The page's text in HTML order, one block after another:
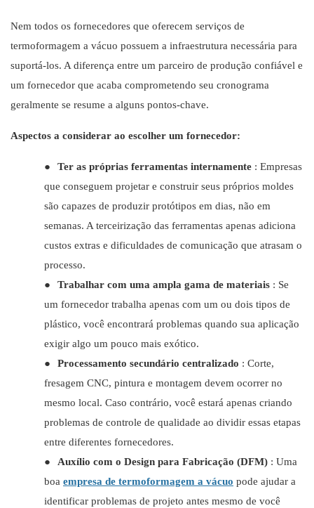
Nem todos os fornecedores que oferecem serviços de
termoformagem a vácuo possuem a infraestrutura necessária para
suportá-los. A diferença entre um parceiro de produção confiável e
um fornecedor que acaba comprometendo seu cronograma
geralmente se resume a alguns pontos-chave.
Aspectos a considerar ao escolher um fornecedor:
● Ter as próprias ferramentas internamente : Empresas
que conseguem projetar e construir seus próprios moldes
são capazes de produzir protótipos em dias, não em
semanas. A terceirização das ferramentas apenas adiciona
custos extras e dificuldades de comunicação que atrasam o
processo.
●
Trabalhar com uma ampla gama de materiais : Se
um fornecedor trabalha apenas com um ou dois tipos de
plástico, você encontrará problemas quando sua aplicação
exigir algo um pouco mais exótico.
●
Processamento secundário centralizado : Corte,
fresagem CNC, pintura e montagem devem ocorrer no
mesmo local. Caso contrário, você estará apenas criando
problemas de controle de qualidade ao dividir essas etapas
entre diferentes fornecedores.
●
Auxílio com o Design para Fabricação (DFM) : Uma
boa empresa de termoformagem a vácuo pode ajudar a
identificar problemas de projeto antes mesmo de você